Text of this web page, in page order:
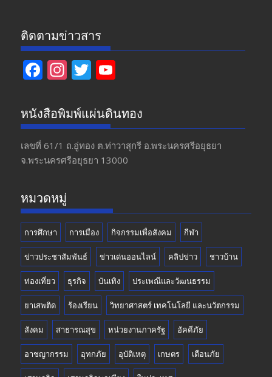
ติดตามข่าวสาร
F
e
b
o
o
In
a
gr
a
m
T
itt
er
u
T
u
b
หนังสือพิมพ์แผ่นดินทอง
เลขที่ 61/1 ถ.อู่ทอง​ ต.​ท่าวาสุกรี​ อ.พระนครศรีอยุธยา​
จ.พระนครศรีอยุธยา 13000
หมวดหมู่
การศึกษา การเมือง กิจกรรมเพื่อสังคม กีฬา
ข่าวประชาสัมพันธ์ ข่าวเด่นออนไลน์ คลิปข่าว ชาวบ้าน
ท่องเที่ยว ธุรกิจ บันเทิง ประเพณีและวัฒนธรรม
ยาเสพติด ร้องเรียน วิทยาศาสตร์ เทคโนโลยี และนวัตกรรม
สังคม สาธารณสุข หน่วยงานภาครัฐ อัคคีภัย
อาชญากรรม อุทกภัย อุบัติเหตุ เกษตร เตือนภัย